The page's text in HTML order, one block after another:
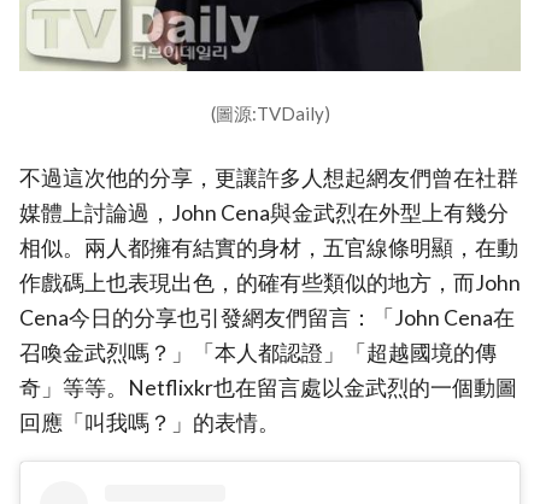
(圖源:TVDaily)
不過這次他的分享，更讓許多人想起網友們曾在社群
媒體上討論過，John Cena與金武烈在外型上有幾分
相似。兩人都擁有結實的身材，五官線條明顯，在動
作戲碼上也表現出色，的確有些類似的地方，而John
Cena今日的分享也引發網友們留言：「John Cena在
召喚金武烈嗎？」「本人都認證」「超越國境的傳
奇」等等。Netflixkr也在留言處以金武烈的一個動圖
回應「叫我嗎？」的表情。